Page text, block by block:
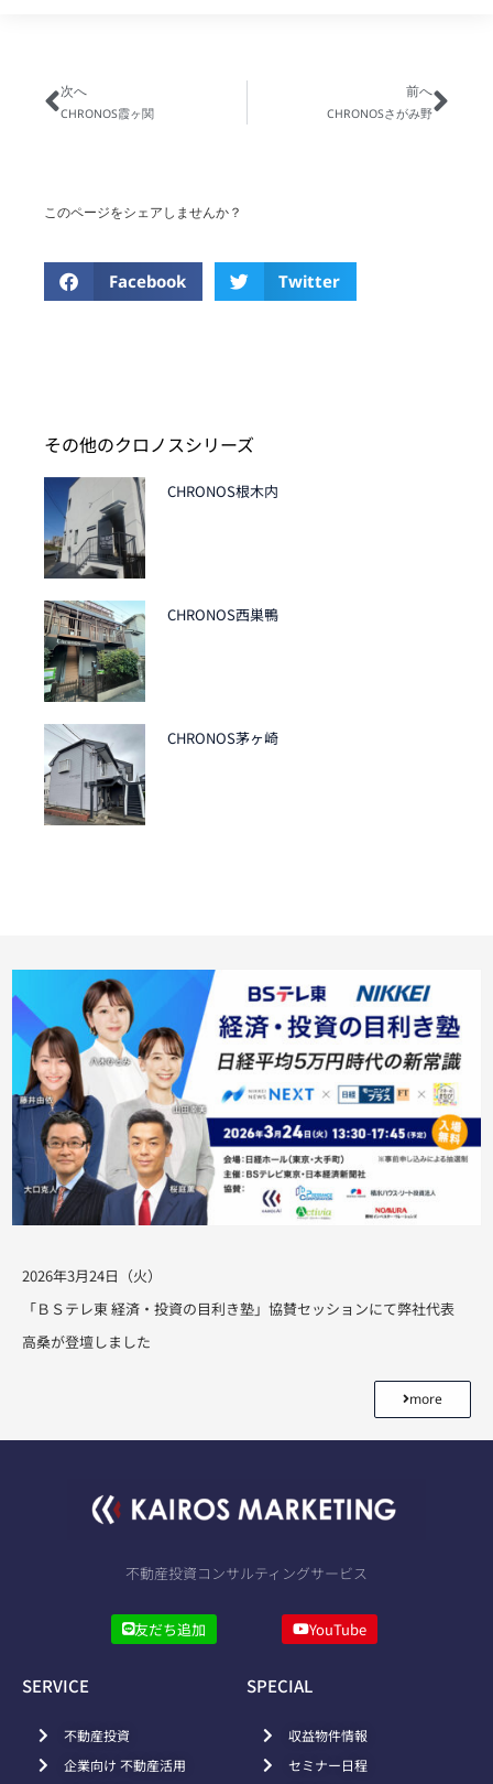
次へ
CHRONOS霞ヶ関
前へ
CHRONOSさがみ野
このページをシェアしませんか？
Facebook Twitter
その他のクロノスシリーズ
CHRONOS根木内
CHRONOS西巣鴨
CHRONOS茅ヶ崎
2026年3月24日（火）
「ＢＳテレ東 経済・投資の目利き塾」協賛セッションにて弊社代表
高桑が登壇しました
more
不動産投資コンサルティングサービス
友だち追加 YouTube
SERVICE
不動産投資
企業向け 不動産活用
SPECIAL
収益物件情報
セミナー日程